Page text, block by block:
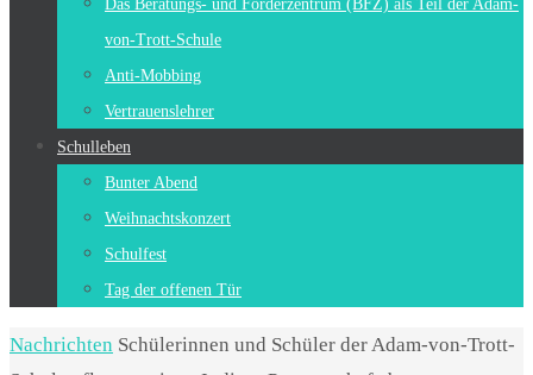
Das Beratungs- und Förderzentrum (BFZ) als Teil der Adam-
von-Trott-Schule
Anti-Mobbing
Vertrauenslehrer
Schulleben
Bunter Abend
Weihnachtskonzert
Schulfest
Tag der offenen Tür
Start
Nachrichten Schülerinnen und Schüler der Adam-von-Trott-